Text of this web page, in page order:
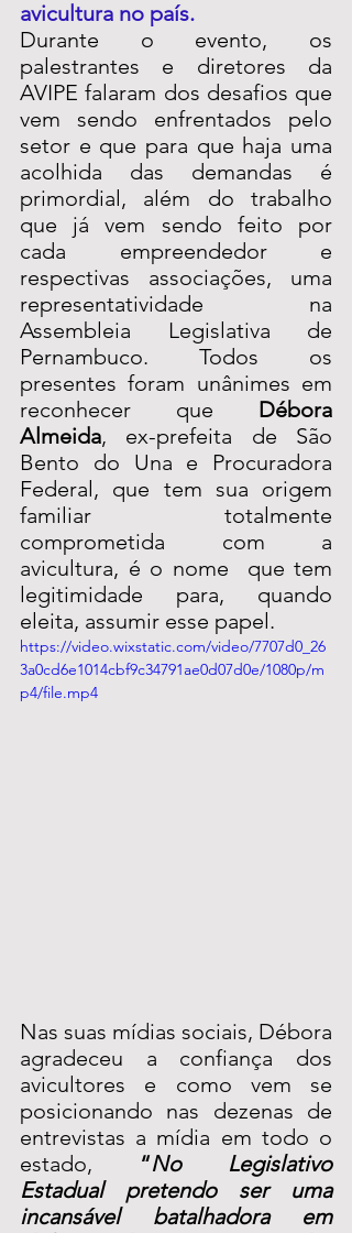
avicultura no país.
Durante o evento, os
palestrantes e diretores da
AVIPE falaram dos desafios que
vem sendo enfrentados pelo
setor e que para que haja uma
acolhida das demandas é
primordial, além do trabalho
que já vem sendo feito por
cada empreendedor e
respectivas associações, uma
representatividade na
Assembleia Legislativa de
Pernambuco. Todos os
presentes foram unânimes em
reconhecer que Débora
Almeida, ex-prefeita de São
Bento do Una e Procuradora
Federal, que tem sua origem
familiar totalmente
comprometida com a
avicultura, é o nome  que tem
legitimidade para, quando
eleita, assumir esse papel.
https://video.wixstatic.com/video/7707d0_26
3a0cd6e1014cbf9c34791ae0d07d0e/1080p/m
p4/file.mp4
Nas suas mídias sociais, Débora
agradeceu a confiança dos
avicultores e como vem se
posicionando nas dezenas de
entrevistas a mídia em todo o
estado,
“No Legislativo
Estadual pretendo ser uma
incansável batalhadora em